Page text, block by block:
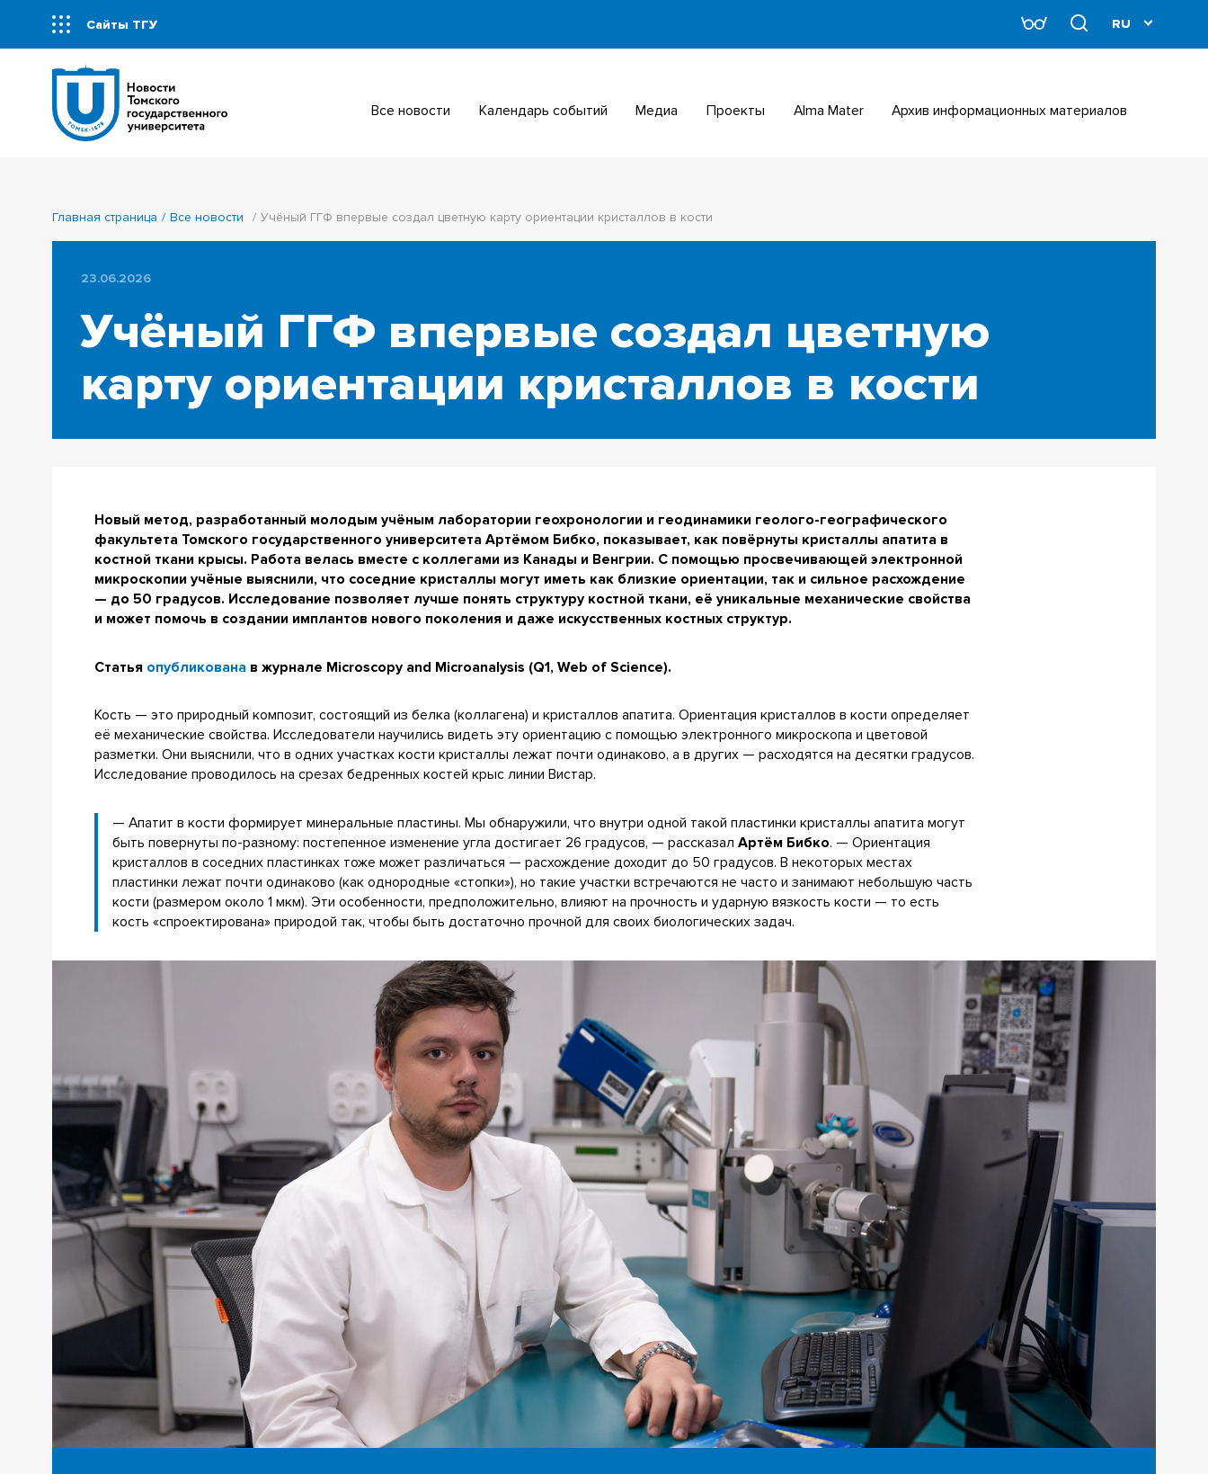
Сайты ТГУ
Все новости Календарь событий Медиа Проекты Alma Mater Архив информационных материалов
Главная страница Все новости Учёный ГГФ впервые создал цветную карту ориентации кристаллов в кости
23.06.2026
Учёный ГГФ впервые создал цветную
карту ориентации кристаллов в кости
Новый метод, разработанный молодым учёным лаборатории геохронологии и геодинамики геолого-географического
факультета Томского государственного университета Артёмом Бибко, показывает, как повёрнуты кристаллы апатита в
костной ткани крысы. Работа велась вместе с коллегами из Канады и Венгрии. С помощью просвечивающей электронной
микроскопии учёные выяснили, что соседние кристаллы могут иметь как близкие ориентации, так и сильное расхождение
— до 50 градусов. Исследование позволяет лучше понять структуру костной ткани, её уникальные механические свойства
и может помочь в создании имплантов нового поколения и даже искусственных костных структур.
Статья опубликована в журнале Microscopy and Microanalysis (Q1, Web of Science).
Кость — это природный композит, состоящий из белка (коллагена) и кристаллов апатита. Ориентация кристаллов в кости определяет
её механические свойства. Исследователи научились видеть эту ориентацию с помощью электронного микроскопа и цветовой
разметки. Они выяснили, что в одних участках кости кристаллы лежат почти одинаково, а в других — расходятся на десятки градусов.
Исследование проводилось на срезах бедренных костей крыс линии Вистар.
— Апатит в кости формирует минеральные пластины. Мы обнаружили, что внутри одной такой пластинки кристаллы апатита могут
быть повернуты по-разному: постепенное изменение угла достигает 26 градусов, — рассказалАртём Бибко. — Ориентация
кристаллов в соседних пластинках тоже может различаться — расхождение доходит до 50 градусов. В некоторых местах
пластинки лежат почти одинаково (как однородные «стопки»), но такие участки встречаются не часто и занимают небольшую часть
кости (размером около 1 мкм). Эти особенности, предположительно, влияют на прочность и ударную вязкость кости — то есть
кость «спроектирована» природой так, чтобы быть достаточно прочной для своих биологических задач.